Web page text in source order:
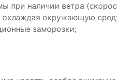
при наличии ветра
окружающую
заморозки;